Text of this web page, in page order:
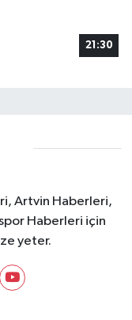
21:30
Artvin Haberleri,
Haberleri için
yeter.